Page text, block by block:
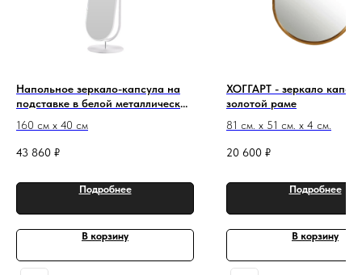
Напольное зеркало-капсула на
подставке в белой металлической
160 см х 40 см
43 860 ₽
Подробнее
В корзину
ХОГГАРТ - зеркало
золотой раме
81 см. х 51 см. х 4 см.
20 600 ₽
Подробнее
В корзину